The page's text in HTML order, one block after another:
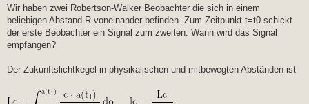
r
a
g
Wir haben zwei Robertson-Walker Beobachter die sich in einem
beliebigen Abstand R voneinander befinden. Zum Zeitpunkt t=t0 schickt
der erste Beobachter ein Signal zum zweiten. Wann wird das Signal
empfangen?
Der Zukunftslichtkegel in physikalischen und mitbewegten Abständen ist